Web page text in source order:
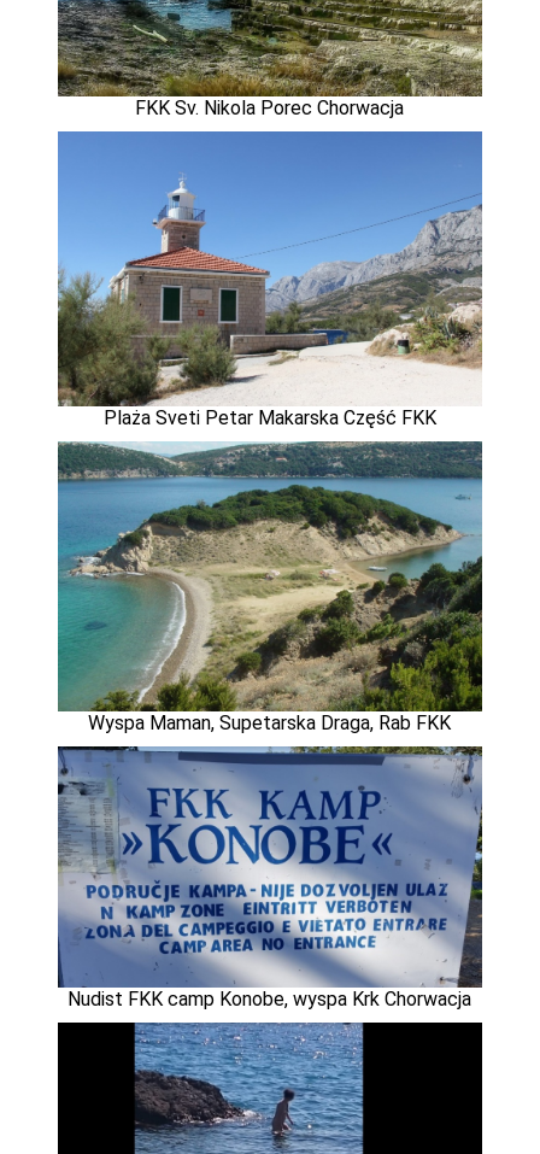
FKK Sv. Nikola Porec Chorwacja
Plaża Sveti Petar Makarska Część FKK
Wyspa Maman, Supetarska Draga, Rab FKK
Nudist FKK camp Konobe, wyspa Krk Chorwacja